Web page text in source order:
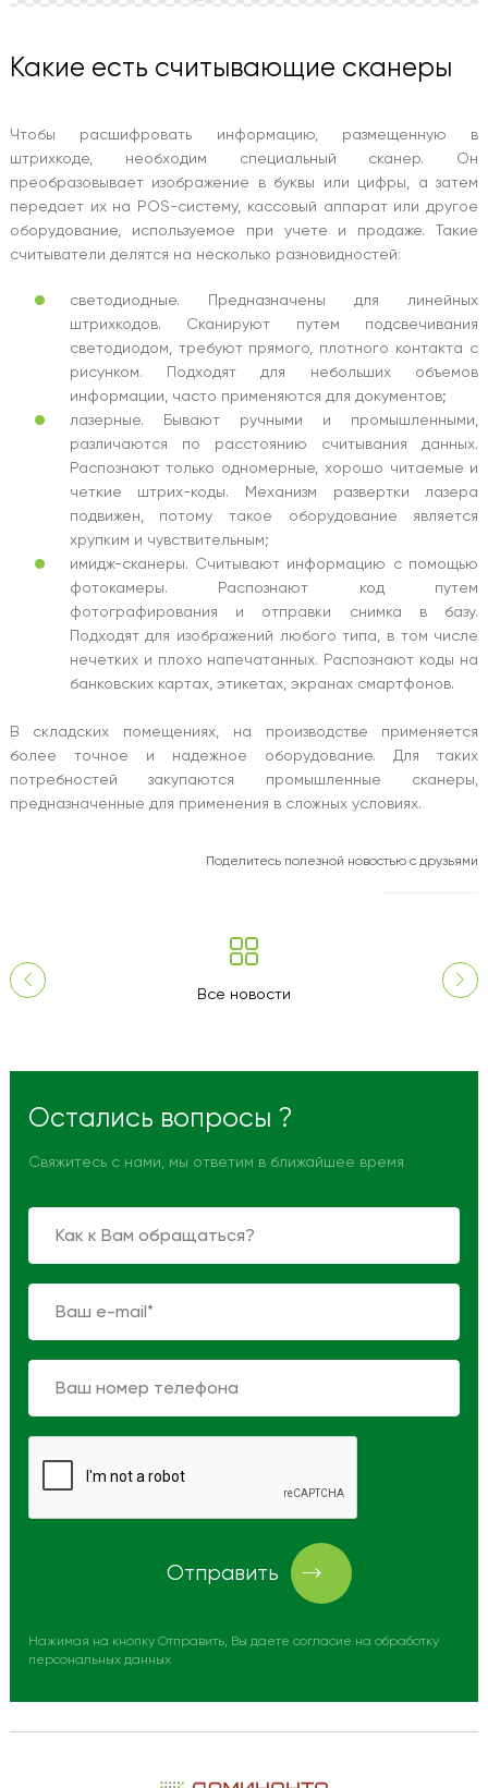
Какие есть считывающие сканеры
Чтобы расшифровать информацию, размещенную в
штрихкоде, необходим специальный сканер. Он
преобразовывает изображение в буквы или цифры, а затем
передает их на POS-систему, кассовый аппарат или другое
оборудование, используемое при учете и продаже. Такие
считыватели делятся на несколько разновидностей:
светодиодные. Предназначены для линейных
штрихкодов. Сканируют путем подсвечивания
светодиодом, требуют прямого, плотного контакта с
рисунком. Подходят для небольших объемов
информации, часто применяются для документов;
лазерные. Бывают ручными и промышленными,
различаются по расстоянию считывания данных.
Распознают только одномерные, хорошо читаемые и
четкие штрих-коды. Механизм развертки лазера
подвижен, потому такое оборудование является
хрупким и чувствительным;
имидж-сканеры. Считывают информацию с помощью
фотокамеры. Распознают код путем
фотографирования и отправки снимка в базу.
Подходят для изображений любого типа, в том числе
нечетких и плохо напечатанных. Распознают коды на
банковских картах, этикетах, экранах смартфонов.
В складских помещениях, на производстве применяется
более точное и надежное оборудование. Для таких
потребностей закупаются промышленные сканеры,
предназначенные для применения в сложных условиях.
Поделитесь полезной новостью с друзьями
Все новости
Остались вопросы ?
Свяжитесь с нами, мы ответим в ближайшее время
Отправить
Нажимая на кнопку Отправить, Вы даете согласие на обработку
персональных данных